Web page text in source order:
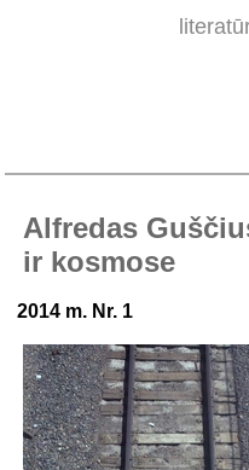
Alfredas
ir kosmose
2014 m. Nr. 1